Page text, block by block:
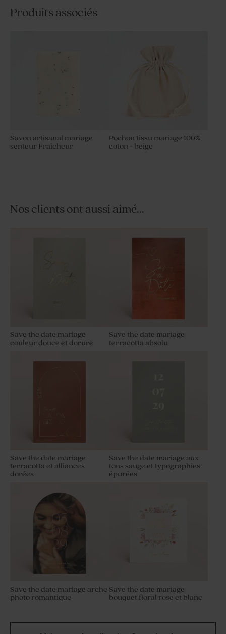
Produits associés
Savon artisanal mariage
senteur Fraîcheur
Pochon tissu mariage 100%
coton - beige
Nos clients ont aussi aimé...
Save the date mariage
couleur douce et dorure
Save the date mariage
terracotta absolu
Save the date mariage
terracotta et alliances
dorées
Save the date mariage aux
tons sauge et typographies
épurées
Save the date mariage arche
photo romantique
Save the date mariage
bouquet floral rose et blanc